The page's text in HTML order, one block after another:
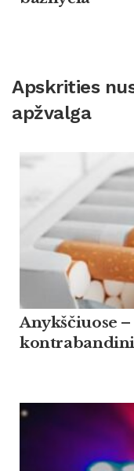
Apskrities
apžvalga
Anykščiuose